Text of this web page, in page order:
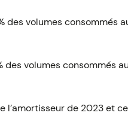
des volumes consommés
des volumes consommés
l’amortisseur de 2023 et